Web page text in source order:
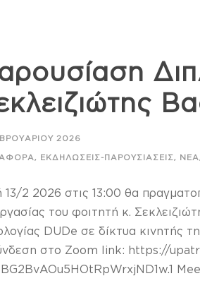
2026
, ΕΚΔΗΛΏΣΕΙΣ-ΠΑΡΟΥΣΙΆΣΕΙΣ, ΝΈΑ,
2 2026 στις 13:00 θα
του φοιτητή κ.
DUDe σε δίκτυα κινητής
στο Zoom link: https://